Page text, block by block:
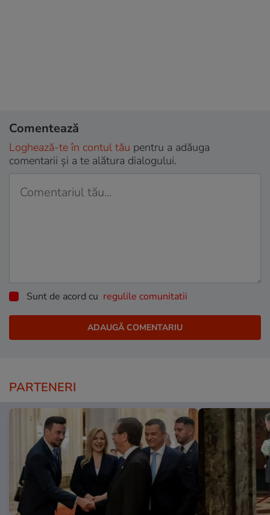
Comentează
Loghează-te în contul tău pentru a adăuga
comentarii și a te alătura dialogului.
Sunt de acord cu regulile comunitatii
PARTENERI